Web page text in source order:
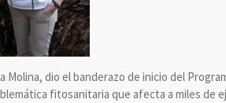
Molina, dio el banderazo de inicio del
fitosanitaria que afecta a miles de